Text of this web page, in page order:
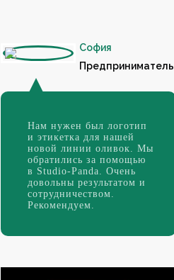
София
Предприниматель
Нам нужен был логотип
и этикетка для нашей
новой линии оливок. Мы
обратились за помощью
в Studio-Panda. Очень
довольны результатом и
сотрудничеством.
Рекомендуем.